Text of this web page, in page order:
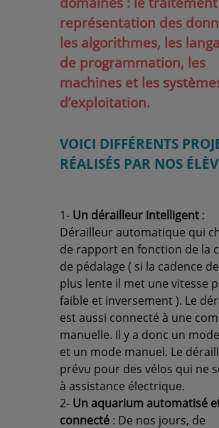
représentation des
les algorithmes, les
de programmation, les
machines et les
d’exploitation.
VOICI DIFFÉRENTS
RÉALISÉS PAR NOS
1- Un dérailleur intelligent :
Dérailleur automatique qui
de rapport en fonction de la
de pédalage ( si la cadence
plus lente il met une vitesse
faible et inversement ). Le
est aussi connecté à une
manuelle. Il y a donc un
et un mode manuel. Le
prévu pour des vélos qui ne
à assistance électrique.
2- Un aquarium automatisé
connecté : De nos jours, de